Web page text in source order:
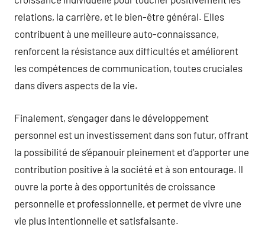
relations, la carrière, et le bien-être général. Elles
contribuent à une meilleure auto-connaissance,
renforcent la résistance aux difficultés et améliorent
les compétences de communication, toutes cruciales
dans divers aspects de la vie.
Finalement, s’engager dans le développement
personnel est un investissement dans son futur, offrant
la possibilité de s’épanouir pleinement et d’apporter une
contribution positive à la société et à son entourage. Il
ouvre la porte à des opportunités de croissance
personnelle et professionnelle, et permet de vivre une
vie plus intentionnelle et satisfaisante.